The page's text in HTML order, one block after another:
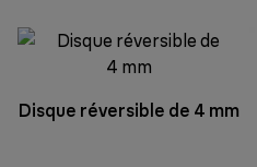
Disque réversible de 4 mm